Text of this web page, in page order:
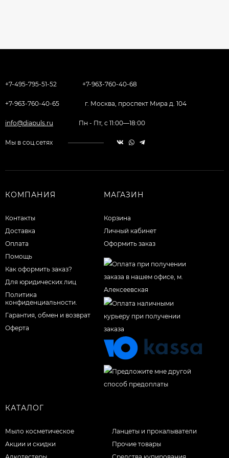
+7-495-795-51-52 +7-963-760-40-68
+7-963-760-40-65 г. Москва, проспект Мира д. 104
info@diapuls.ru Пн - Пт, с 11:00—18:00
Мы в соц.сетях
КОМПАНИЯ
Контакты
Доставка
Оплата
Помощь
Как оформить заказ?
Для юридических лиц
Политика
конфиденциальности.
Гарантия, обмен и возврат
Оферта
МАГАЗИН
Корзина
Личный кабинет
Оформить заказ
КАТАЛОГ
Мыло косметическое
Акции и скидки
Ланцеты и прокалыватели
Прочие товары